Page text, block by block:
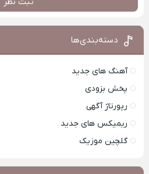
دسته‌بندی‌ها
آهنگ های جدید
پخش بزودی
رپورتاژ آگهی
ریمیکس های جدید
گلچین موزیک